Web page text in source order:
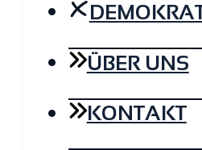
ÜBER UNS
KONTAKT